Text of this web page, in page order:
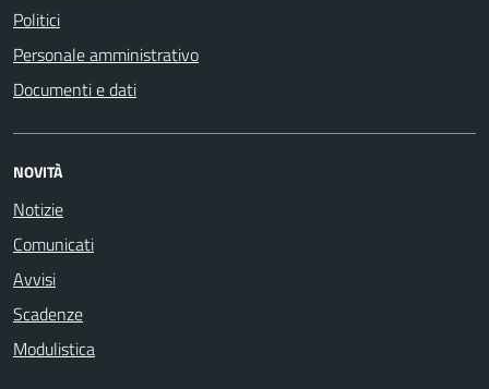
Politici
Personale amministrativo
Documenti e dati
NOVITÀ
Notizie
Comunicati
Avvisi
Scadenze
Modulistica